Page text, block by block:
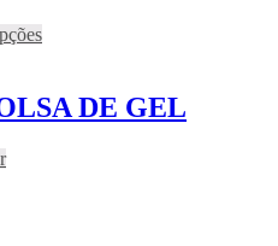
DE GEL